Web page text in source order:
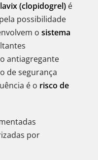
(clopidogrel) é
possibilidade
o sistema
antiagregante
de segurança
é o risco de
por